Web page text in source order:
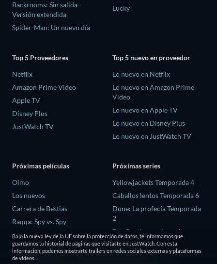
Backrooms: Sin salida -
Versión extendida
Spider-Man: Un nuevo día
Lucky
Top 5 Proveedores
Netflix
Amazon Prime Video
Apple TV
Disney Plus
JustWatch TV
Top 5 nuevo en proveedor
Lo nuevo en Netflix
Lo nuevo en Amazon Prime
Video
Lo nuevo en Apple TV
Lo nuevo en Disney Plus
Lo nuevo en JustWatch TV
Próximas películas
Olmo
Los nuevos
Carrera de Bestias
Raqqa: Spy vs. Spy
La última casa
Próximas series
Yellowjackets Temporada 4
Caballos lentos Temporada 6
Dune: La profecía Temporada
2
The Gentlemen: La serie
Temporada 2
El amor es ciego: Reino Unido
Bajo la nueva ley de la UE sobre la protección de datos, te informamos que
guardamos tu historial de páginas que visitaste en JustWatch. Con esta
información, podemos mostrarte trailers en redes sociales externas y plataformas
de videos.